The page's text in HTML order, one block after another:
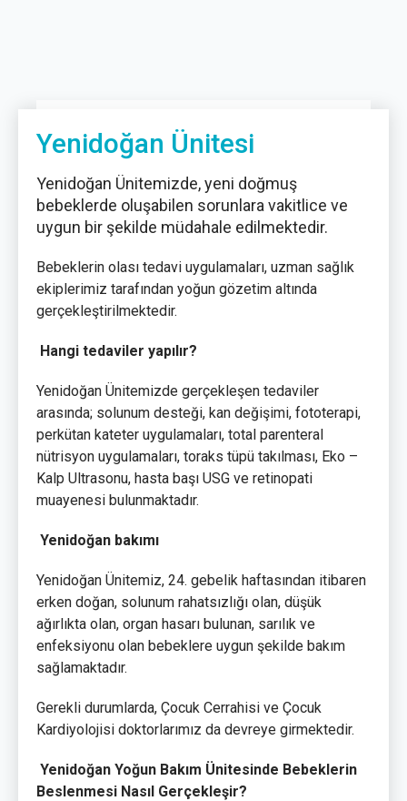
Yenidoğan Ünitesi
Yenidoğan Ünitemizde, yeni doğmuş
bebeklerde oluşabilen sorunlara vakitlice ve
uygun bir şekilde müdahale edilmektedir.
Bebeklerin olası tedavi uygulamaları, uzman sağlık
ekiplerimiz tarafından yoğun gözetim altında
gerçekleştirilmektedir.
Hangi tedaviler yapılır?
Yenidoğan Ünitemizde gerçekleşen tedaviler
arasında; solunum desteği, kan değişimi, fototerapi,
perkütan kateter uygulamaları, total parenteral
nütrisyon uygulamaları, toraks tüpü takılması, Eko –
Kalp Ultrasonu, hasta başı USG ve retinopati
muayenesi bulunmaktadır.
Yenidoğan bakımı
Yenidoğan Ünitemiz, 24. gebelik haftasından itibaren
erken doğan, solunum rahatsızlığı olan, düşük
ağırlıkta olan, organ hasarı bulunan, sarılık ve
enfeksiyonu olan bebeklere uygun şekilde bakım
sağlamaktadır.
Gerekli durumlarda, Çocuk Cerrahisi ve Çocuk
Kardiyolojisi doktorlarımız da devreye girmektedir.
Yenidoğan Yoğun Bakım Ünitesinde Bebeklerin
Beslenmesi Nasıl Gerçekleşir?